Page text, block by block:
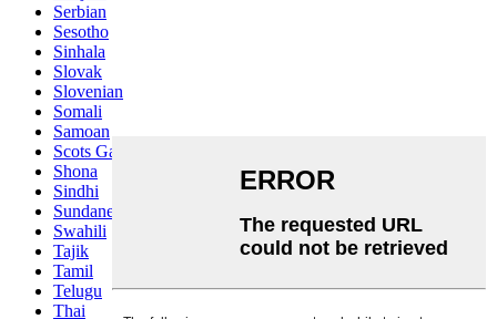
Serbian
Sesotho
Sinhala
Slovak
Slovenian
Somali
Samoan
Scots Gaelic
Shona
Sindhi
Sundanese
Swahili
Tajik
Tamil
Telugu
Thai